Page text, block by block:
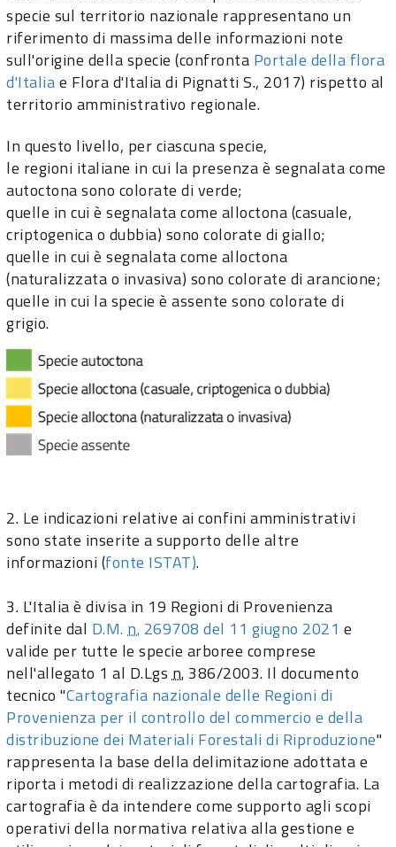
specie sul territorio nazionale rappresentano un
riferimento di massima delle informazioni note
sull'origine della specie (confronta Portale della flora
d'Italiae Flora d'Italia di Pignatti S., 2017) rispetto al
territorio amministrativo regionale.
In questo livello, per ciascuna specie,
le regioni italiane in cui la presenza è segnalata come
autoctona sono colorate di verde;
quelle in cui è segnalata come alloctona (casuale,
criptogenica o dubbia) sono colorate di giallo;
quelle in cui è segnalata come alloctona
(naturalizzata o invasiva) sono colorate di arancione;
quelle in cui la specie è assente sono colorate di
grigio.
2. Le indicazioni relative ai confini amministrativi
sono state inserite a supporto delle altre
informazioni (fonte ISTAT).
3. L'Italia è divisa in 19 Regioni di Provenienza
definite dal D.M.n. 269708 del 11 giugno 2021 e
valide per tutte le specie arboree comprese
nell'allegato 1 al D.Lgsn.386/2003. Il documento
tecnico "Cartografia nazionale delle Regioni di
Provenienza per il controllo del commercio e della
distribuzione dei Materiali Forestali di Riproduzione"
rappresenta la base della delimitazione adottata e
riporta i metodi di realizzazione della cartografia. La
cartografia è da intendere come supporto agli scopi
operativi della normativa relativa alla gestione e